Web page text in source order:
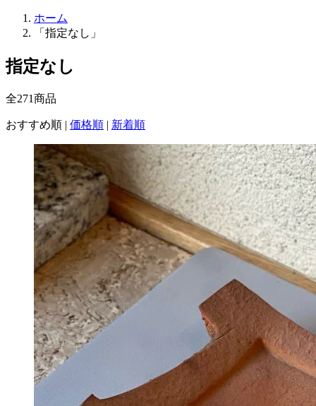
ホーム
「指定なし」
指定なし
全271商品
おすすめ順 | 価格順 | 新着順